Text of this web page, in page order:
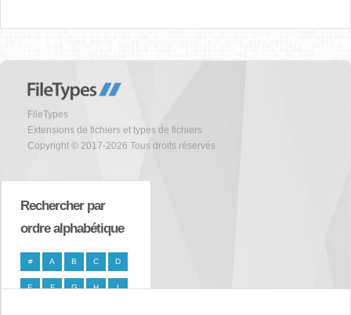
FileTypes
Extensions de fichiers et types de fichiers
Copyright © 2017-2026 Tous droits réservés
Rechercher par
ordre alphabétique
# A B C D
E F G H I